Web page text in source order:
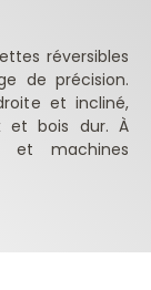
réversibles
de précision.
et incliné,
et bois dur. À
et machines